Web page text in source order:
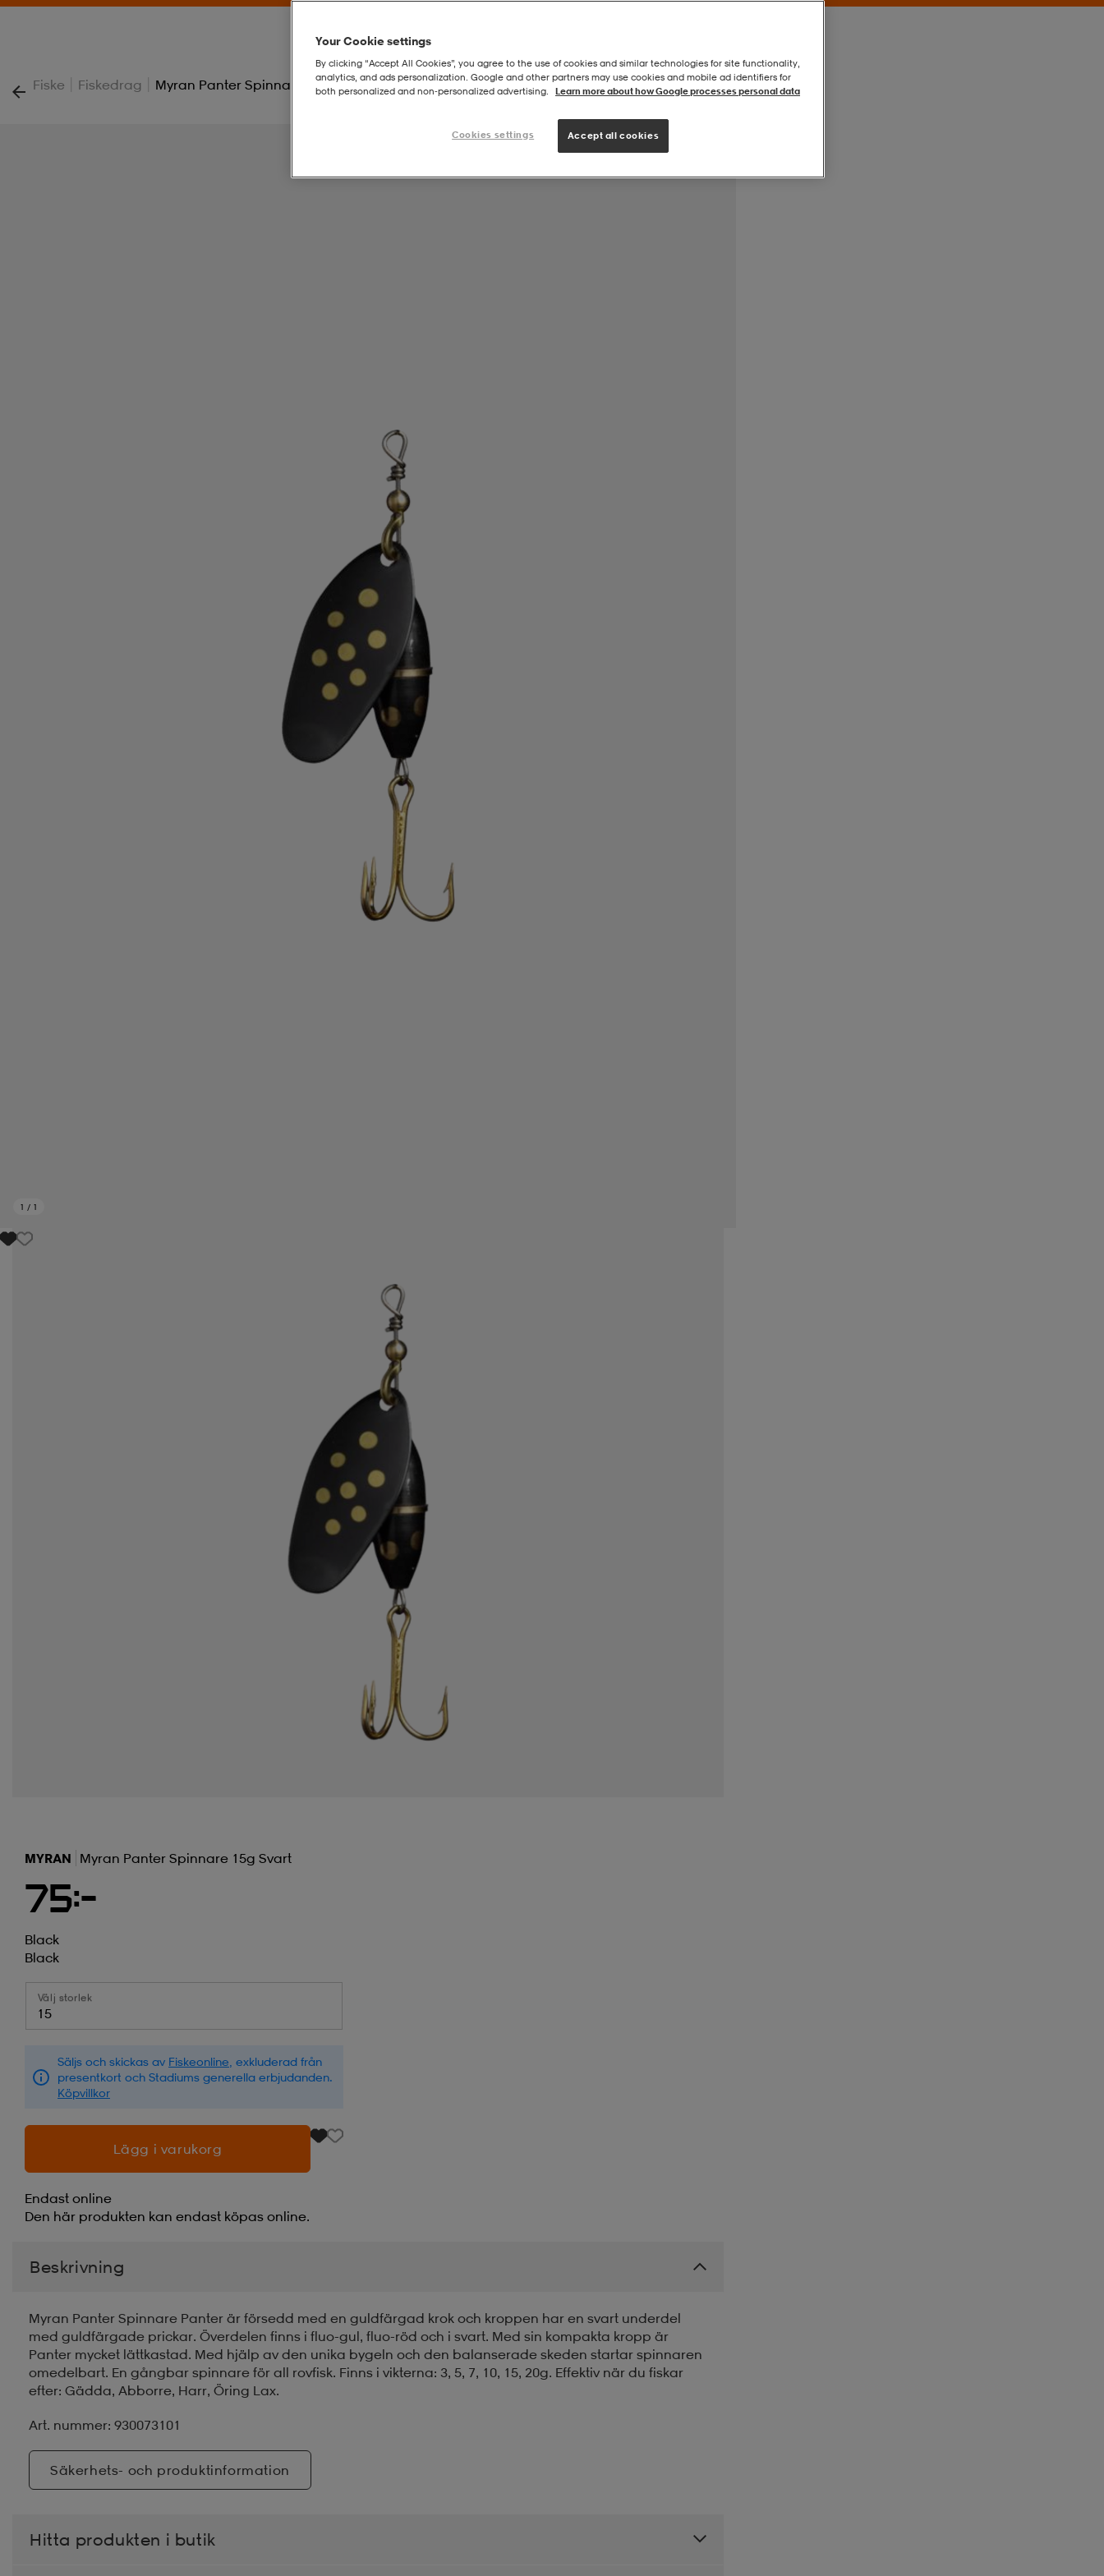
Fiske | Fiskedrag | Myran Panter Spinnare 15g Svart
1 / 1
MYRAN Myran Panter Spinnare 15g Svart
75:-
Black
Black
Välj storlek
15
Säljs och skickas av Fiskeonline , exkluderad från
presentkort och Stadiums generella erbjudanden.
Köpvillkor
Lägg i varukorg
Endast online
Den här produkten kan endast köpas online.
Beskrivning
Myran Panter Spinnare Panter är försedd med en guldfärgad krok och kroppen har en svart underdel
med guldfärgade prickar. Överdelen finns i fluo-gul, fluo-röd och i svart. Med sin kompakta kropp är
Panter mycket lättkastad. Med hjälp av den unika bygeln och den balanserade skeden startar spinnaren
omedelbart. En gångbar spinnare för all rovfisk. Finns i vikterna: 3, 5, 7, 10, 15, 20g. Effektiv när du fiskar
efter: Gädda, Abborre, Harr, Öring Lax.
Art. nummer: 930073101
Säkerhets- och produktinformation
Hitta produkten i butik
Your Cookie settings
By clicking “Accept All Cookies”, you agree to the use of cookies and similar technologies for site functionality,
analytics, and ads personalization. Google and other partners may use cookies and mobile ad identifiers for
both personalized and non‑personalized advertising.
Learn more about how Google processes personal data
Cookies settings Accept all cookies